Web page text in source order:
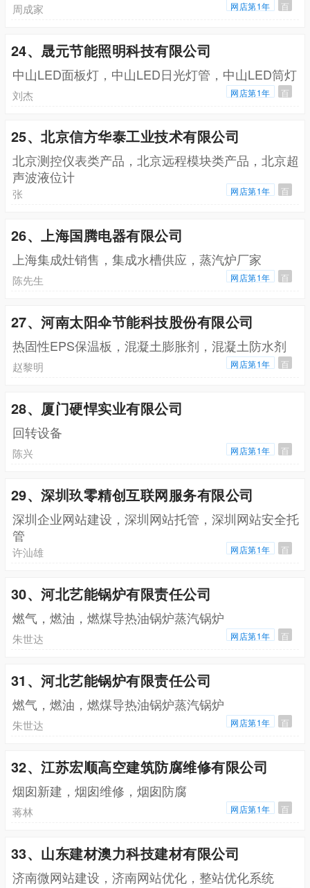
周成家 网店第1年 百
24、晟元节能照明科技有限公司
中山LED面板灯，中山LED日光灯管，中山LED筒灯
刘杰 网店第1年 百
25、北京信方华泰工业技术有限公司
北京测控仪表类产品，北京远程模块类产品，北京超
声波液位计
张 网店第1年 百
26、上海国腾电器有限公司
上海集成灶销售，集成水槽供应，蒸汽炉厂家
陈先生 网店第1年 百
27、河南太阳伞节能科技股份有限公司
热固性EPS保温板，混凝土膨胀剂，混凝土防水剂
赵黎明 网店第1年 百
28、厦门硬悍实业有限公司
回转设备
陈兴 网店第1年 百
29、深圳玖零精创互联网服务有限公司
深圳企业网站建设，深圳网站托管，深圳网站安全托
管
许汕雄 网店第1年 百
30、河北艺能锅炉有限责任公司
燃气，燃油，燃煤导热油锅炉蒸汽锅炉
朱世达 网店第1年 百
31、河北艺能锅炉有限责任公司
燃气，燃油，燃煤导热油锅炉蒸汽锅炉
朱世达 网店第1年 百
32、江苏宏顺高空建筑防腐维修有限公司
烟囱新建，烟囱维修，烟囱防腐
蒋林 网店第1年 百
33、山东建材澳力科技建材有限公司
济南微网站建设，济南网站优化，整站优化系统